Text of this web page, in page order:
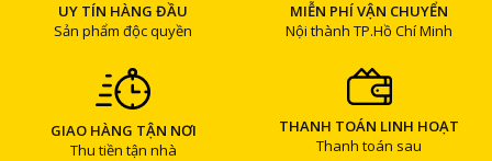
UY TÍN HÀNG ĐẦU
Sản phẩm độc quyền
MIỄN PHÍ VẬN CHUYỂN
Nội thành TP.Hồ Chí Minh
GIAO HÀNG TẬN NƠI
Thu tiền tận nhà
THANH TOÁN LINH HOẠT
Thanh toán sau